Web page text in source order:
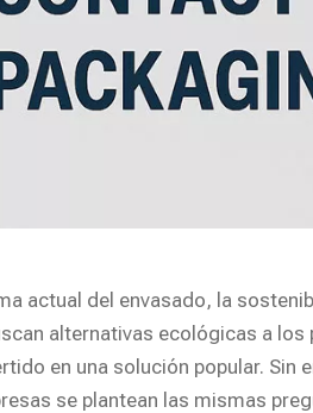
actual del envasado, la
alternativas ecológicas a
en una solución popular.
se plantean las mismas